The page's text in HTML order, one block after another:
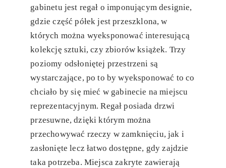
gabinetu jest regał o imponującym designie,
gdzie część półek jest przeszklona, w
których można wyeksponować interesującą
kolekcję sztuki, czy zbiorów książek. Trzy
poziomy odsłoniętej przestrzeni są
wystarczające, po to by wyeksponować to co
chciało by się mieć w gabinecie na miejscu
reprezentacyjnym. Regał posiada drzwi
przesuwne, dzięki którym można
przechowywać rzeczy w zamknięciu, jak i
zasłonięte lecz łatwo dostępne, gdy zajdzie
taka potrzeba. Miejsca zakryte zawierają